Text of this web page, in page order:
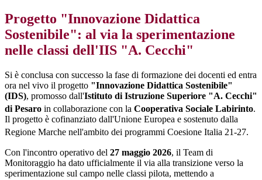
Progetto "Innovazione Didattica
Sostenibile": al via la sperimentazione
nelle classi dell'IIS "A. Cecchi"
Si è conclusa con successo la fase di formazione dei docenti ed entra
ora nel vivo il progetto "Innovazione Didattica Sostenibile"
(IDS), promosso dall'Istituto di Istruzione Superiore "A. Cecchi"
di Pesaro in collaborazione con la Cooperativa Sociale Labirinto.
Il progetto è cofinanziato dall'Unione Europea e sostenuto dalla
Regione Marche nell'ambito dei programmi Coesione Italia 21-27.
Con l'incontro operativo del 27 maggio 2026, il Team di
Monitoraggio ha dato ufficialmente il via alla transizione verso la
sperimentazione sul campo nelle classi pilota, mettendo a